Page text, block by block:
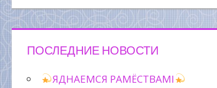
ПОСЛЕДНИЕ НОВОСТИ
ЯДНАЕМСЯ РАМЁСТВАМІ